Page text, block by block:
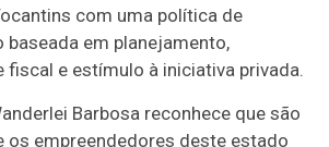
com uma política de
baseada em planejamento,
fiscal e estímulo à iniciativa privada.
Barbosa reconhece que são
os empreendedores deste estado